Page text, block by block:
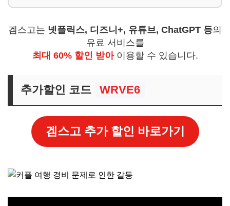
겜스고는 넷플릭스, 디즈니+, 유튜브, ChatGPT 등의
유료 서비스를
최대 60% 할인 받아이용할 수 있습니다.
추가할인 코드 WRVE6
겜스고 추가 할인 바로가기